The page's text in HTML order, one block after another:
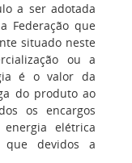
a ser adotada
Federação que
situado neste
ou a
é o valor da
do produto ao
os encargos
elétrica
que devidos a